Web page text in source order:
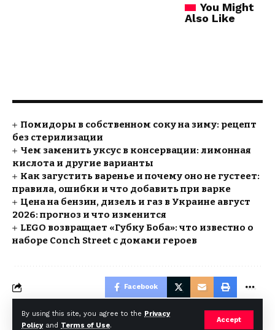
By using this site, you agree to the Privacy
Policyand Terms of Use.
Accept
You Might
Also Like
Помидоры в собственном соку на зиму: рецепт
без стерилизации
Чем заменить уксус в консервации: лимонная
кислота и другие варианты
Как загустить варенье и почему оно не густеет:
правила, ошибки и что добавить при варке
Цена на бензин, дизель и газ в Украине август
2026: прогноз и что изменится
LEGO возвращает «Губку Боба»: что известно о
наборе Conch Street с домами героев
Facebook